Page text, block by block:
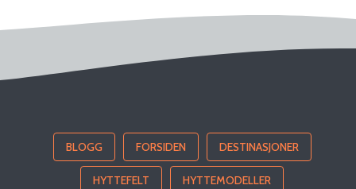
BLOGG FORSIDEN DESTINASJONER
HYTTEFELT HYTTEMODELLER